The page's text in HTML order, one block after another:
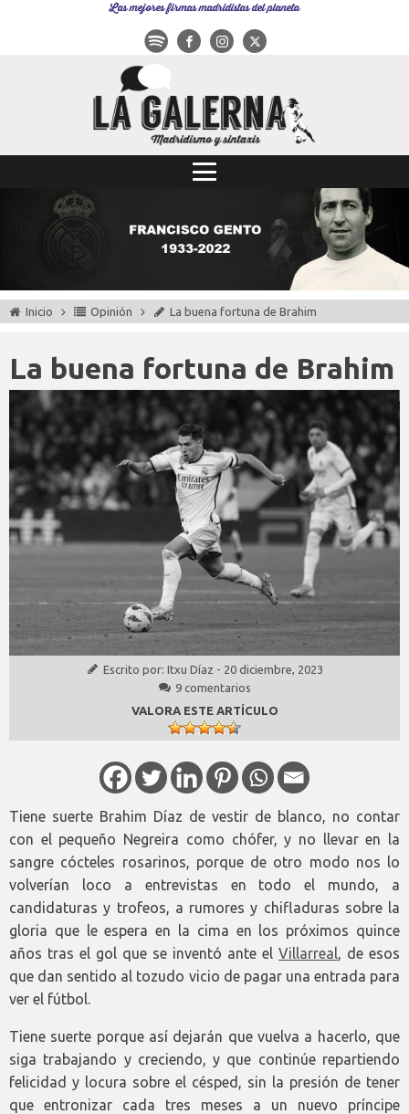
Las mejores firmas madridistas del planeta
Inicio Opinión La buena fortuna de Brahim
La buena fortuna de Brahim
Escrito por: Itxu Díaz - 20 diciembre, 2023
9 comentarios
VALORA ESTE ARTÍCULO
Tiene suerte Brahim Díaz de vestir de blanco, no contar
con el pequeño Negreira como chófer, y no llevar en la
sangre cócteles rosarinos, porque de otro modo nos lo
volverían loco a entrevistas en todo el mundo, a
candidaturas y trofeos, a rumores y chifladuras sobre la
gloria que le espera en la cima en los próximos quince
años tras el gol que se inventó ante el Villarreal
, de esos
que dan sentido al tozudo vicio de pagar una entrada para
ver el fútbol.
Tiene suerte porque así dejarán que vuelva a hacerlo, que
siga trabajando y creciendo, y que continúe repartiendo
felicidad y locura sobre el césped, sin la presión de tener
que entronizar cada tres meses a un nuevo príncipe